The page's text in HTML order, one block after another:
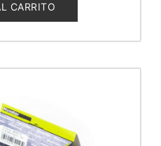
CARRITO